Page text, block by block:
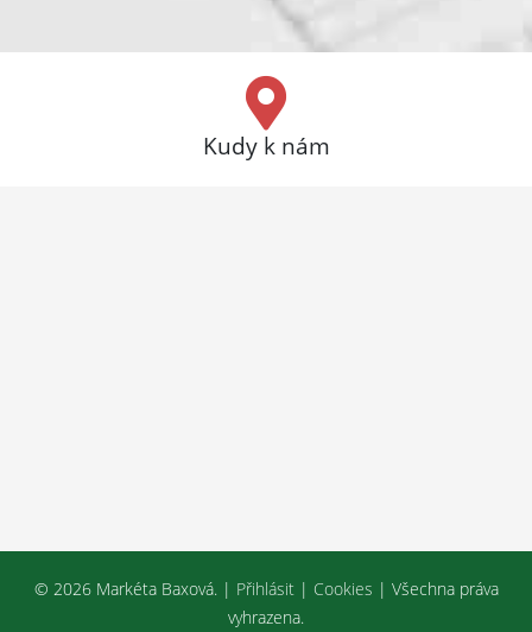
Kudy k nám
© 2026 Markéta Baxová. | Přihlásit | Cookies | Všechna práva
vyhrazena.